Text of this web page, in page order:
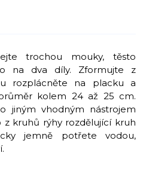
trochou mouky, těsto
na dva díly. Zformujte z
rozplácněte na placku a
kolem 24 až 25 cm.
jiným vhodným nástrojem
kruhů rýhy rozdělující kruh
jemně potřete vodou,